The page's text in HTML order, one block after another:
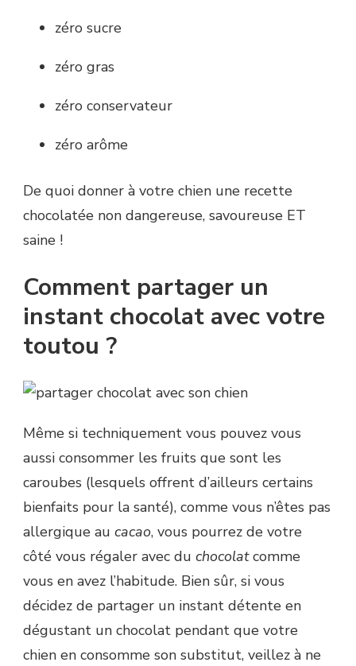
zéro sucre
zéro gras
zéro conservateur
zéro arôme
De quoi donner à votre chien une recette
chocolatée non dangereuse, savoureuse ET
saine !
Comment partager un
instant chocolat avec votre
toutou ?
Même si techniquement vous pouvez vous
aussi consommer les fruits que sont les
caroubes (lesquels offrent d’ailleurs certains
bienfaits pour la santé), comme vous n’êtes pas
allergique au cacao, vous pourrez de votre
côté vous régaler avec du chocolatcomme
vous en avez l’habitude. Bien sûr, si vous
décidez de partager un instant détente en
dégustant un chocolat pendant que votre
chien en consomme son substitut, veillez à ne